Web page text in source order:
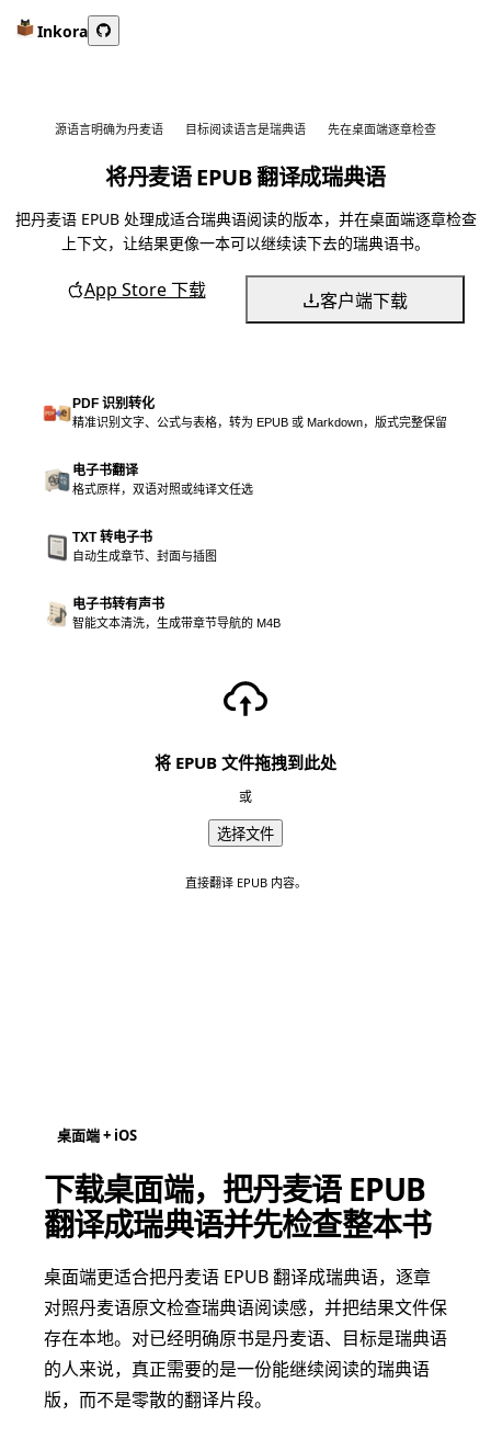
Inkora
源语言明确为丹麦语 目标阅读语言是瑞典语 先在桌面端逐章检查
将丹麦语 EPUB 翻译成瑞典语
把丹麦语 EPUB 处理成适合瑞典语阅读的版本，并在桌面端逐章检查
上下文，让结果更像一本可以继续读下去的瑞典语书。
App Store 下载 客户端下载
PDF 识别转化
精准识别文字、公式与表格，转为 EPUB 或 Markdown，版式完整保留
电子书翻译
格式原样，双语对照或纯译文任选
TXT 转电子书
自动生成章节、封面与插图
电子书转有声书
智能文本清洗，生成带章节导航的 M4B
将 EPUB 文件拖拽到此处
或
选择文件
直接翻译 EPUB 内容。
桌面端 + iOS
下载桌面端，把丹麦语 EPUB
翻译成瑞典语并先检查整本书
桌面端更适合把丹麦语 EPUB 翻译成瑞典语，逐章
对照丹麦语原文检查瑞典语阅读感，并把结果文件保
存在本地。对已经明确原书是丹麦语、目标是瑞典语
的人来说，真正需要的是一份能继续阅读的瑞典语
版，而不是零散的翻译片段。